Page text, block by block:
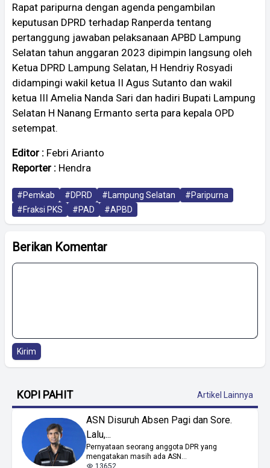
Rapat paripurna dengan agenda pengambilan
keputusan DPRD terhadap Ranperda tentang
pertanggung jawaban pelaksanaan APBD Lampung
Selatan tahun anggaran 2023 dipimpin langsung oleh
Ketua DPRD Lampung Selatan, H Hendriy Rosyadi
didampingi wakil ketua II Agus Sutanto dan wakil
ketua III Amelia Nanda Sari dan hadiri Bupati Lampung
Selatan H Nanang Ermanto serta para kepala OPD
setempat.
Editor : Febri Arianto
Reporter : Hendra
#Pemkab #DPRD #Lampung Selatan
#Paripurna
#Fraksi PKS
#PAD #APBD
Berikan Komentar
Kirim
KOPI PAHIT Artikel Lainnya
ASN Disuruh Absen Pagi dan Sore.
Lalu,...
Pernyataan seorang anggota DPR yang
mengatakan masih ada ASN...
13652